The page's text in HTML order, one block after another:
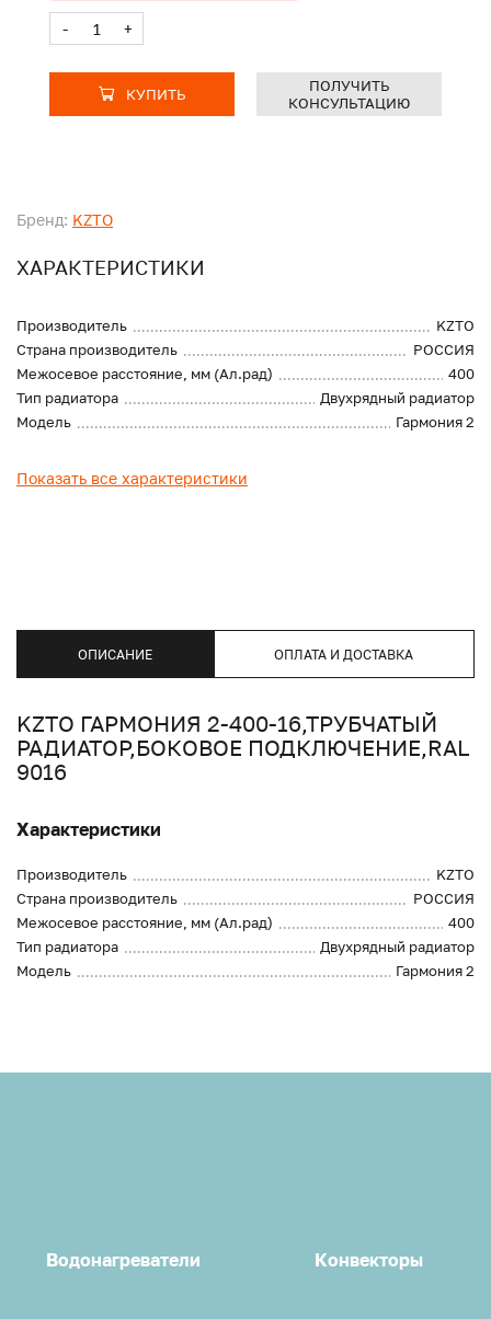
Бренд: KZTO
ХАРАКТЕРИСТИКИ
Производитель
KZTO
Страна производитель
РОССИЯ
Межосевое расстояние, мм (Ал.рад)
400
Тип радиатора
Двухрядный радиатор
Модель
Гармония 2
Показать все характеристики
- +
КУПИТЬ
ПОЛУЧИТЬ
КОНСУЛЬТАЦИЮ
ОПИСАНИЕ ОПЛАТА И ДОСТАВКА
KZTO ГАРМОНИЯ 2-400-16,ТРУБЧАТЫЙ
РАДИАТОР,БОКОВОЕ ПОДКЛЮЧЕНИЕ,RAL
9016
Характеристики
Производитель
KZTO
Страна производитель
РОССИЯ
Межосевое расстояние, мм (Ал.рад)
400
Тип радиатора
Двухрядный радиатор
Модель
Гармония 2
Водонагреватели Конвекторы